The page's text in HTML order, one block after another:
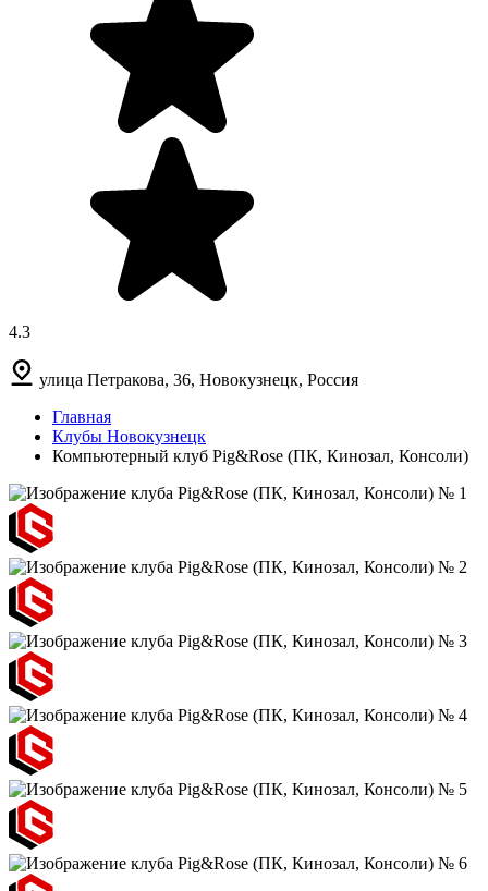
4.3
улица Петракова, 36, Новокузнецк, Россия
Главная
Клубы Новокузнецк
Компьютерный клуб Pig&Rose (ПК, Кинозал, Консоли)